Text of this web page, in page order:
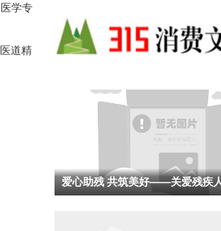
爱心助残 共筑美好——关爱残疾
学专
道精